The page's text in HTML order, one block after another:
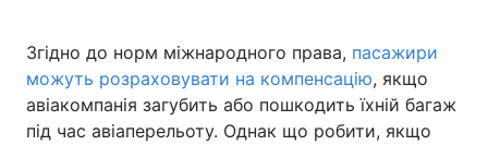
Згідно до норм міжнародного права, пасажири
можуть розраховувати на компенсацію, якщо
авіакомпанія загубить або пошкодить їхній багаж
під час авіаперельоту. Однак що робити, якщо